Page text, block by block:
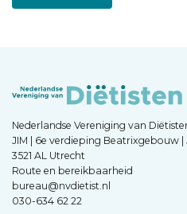
Nederlandse Vereniging van
JIM | 6e verdieping Beatrixgebouw
3521 AL Utrecht
Route en bereikbaarheid
bureau@nvdietist.nl
030-634 62 22